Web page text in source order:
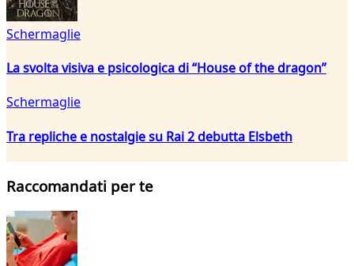
Schermaglie
La svolta visiva e psicologica di “House of the dragon”
Schermaglie
Tra repliche e nostalgie su Rai 2 debutta Elsbeth
Raccomandati per te